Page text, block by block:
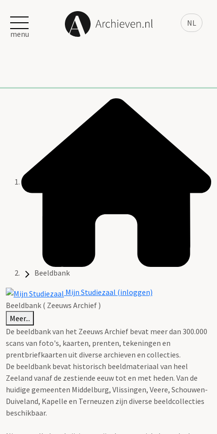
NL
menu
Beeldbank
Mijn Studiezaal (inloggen)
Beeldbank ( Zeeuws Archief )
Meer...
De beeldbank van het Zeeuws Archief bevat meer dan 300.000
scans van foto's, kaarten, prenten, tekeningen en
prentbriefkaarten uit diverse archieven en collecties.
De beeldbank bevat historisch beeldmateriaal van heel
Zeeland vanaf de zestiende eeuw tot en met heden. Van de
huidige gemeenten Middelburg, Vlissingen, Veere, Schouwen-
Duiveland, Kapelle en Terneuzen zijn diverse beeldcollecties
beschikbaar.